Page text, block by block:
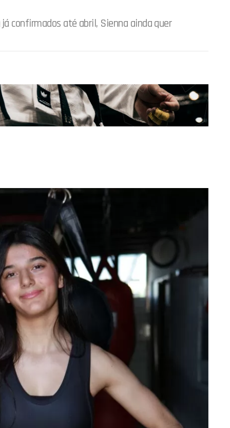
confirmados até abril, Sienna ainda quer